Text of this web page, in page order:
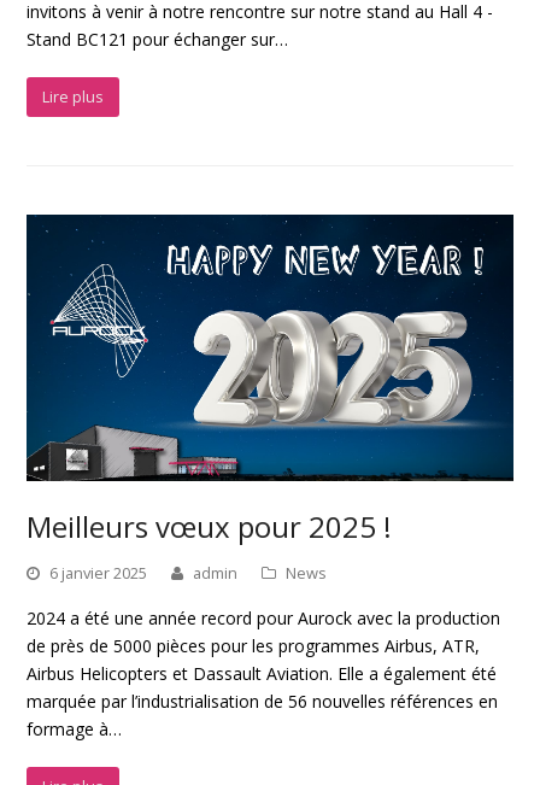
invitons à venir à notre rencontre sur notre stand au Hall 4 -
Stand BC121 pour échanger sur…
Lire plus
Meilleurs vœux pour 2025 !
6 janvier 2025 admin News
2024 a été une année record pour Aurock avec la production
de près de 5000 pièces pour les programmes Airbus, ATR,
Airbus Helicopters et Dassault Aviation. Elle a également été
marquée par l’industrialisation de 56 nouvelles références en
formage à…